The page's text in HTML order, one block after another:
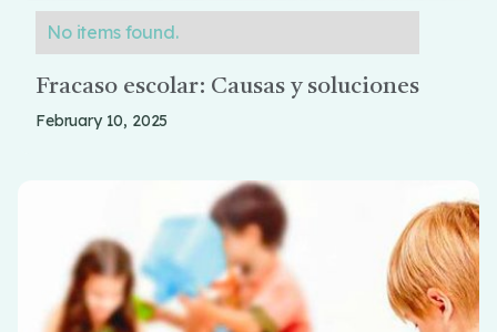
No items found.
Fracaso escolar: Causas y soluciones
February 10, 2025